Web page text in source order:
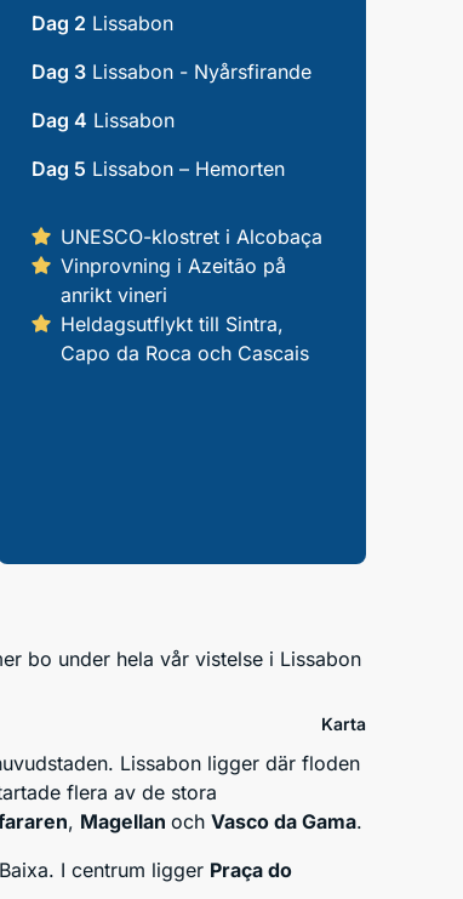
Dag 2 Lissabon
Dag 3 Lissabon - Nyårsfirande
Dag 4 Lissabon
Dag 5 Lissabon – Hemorten
UNESCO-klostret i Alcobaça
Vinprovning i Azeitão på
anrikt vineri
Heldagsutflykt till Sintra,
Capo da Roca och Cascais
bo under hela vår vistelse i Lissabon
Karta
Lissabon ligger där floden
flera av de stora
, Magellan och Vasco da Gama.
I centrum ligger Praça do